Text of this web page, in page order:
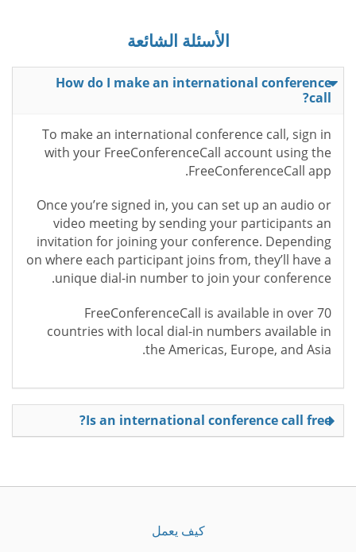
الأسئلة الشائعة
How do I make an international conference
call?
To make an international conference call, sign in
with your FreeConferenceCall account using the
FreeConferenceCall app.
Once you’re signed in, you can set up an audio or
video meeting by sending your participants an
invitation for joining your conference. Depending
on where each participant joins from, they’ll have a
unique dial-in number to join your conference.
FreeConferenceCall is available in over 70
countries with local dial-in numbers available in
the Americas, Europe, and Asia.
Is an international conference call free?
كيف يعمل